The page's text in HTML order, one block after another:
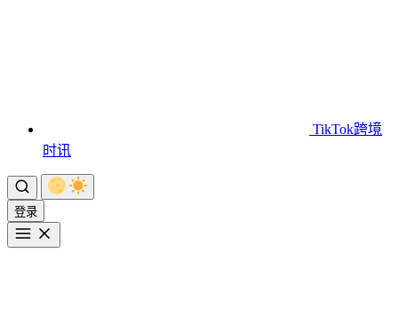
TikTok跨境
时讯
登录